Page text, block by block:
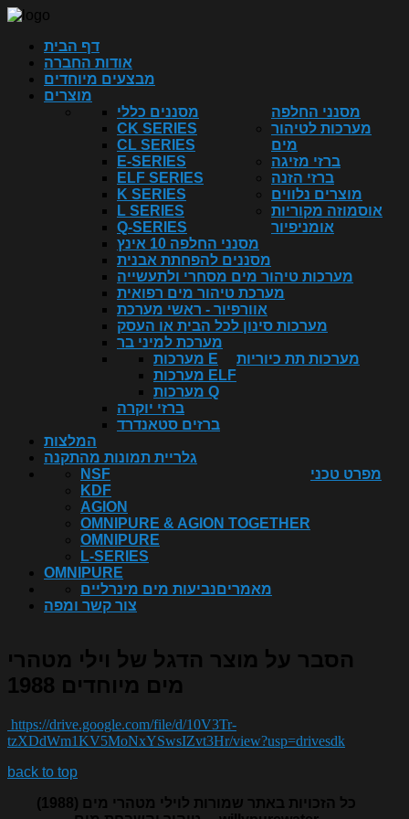
דף הבית
אודות החברה
מבצעים מיוחדים
מוצרים
מסנני החלפה
מסננים כללי
CK SERIES
CL SERIES
E-SERIES
ELF SERIES
K SERIES
L SERIES
Q-SERIES
מסנני החלפה 10 אינץ
מסננים להפחתת אבנית
מערכות לטיהור
מים
מערכות טיהור מים מסחרי ולתעשייה
מערכת טיהור מים רפואית
אוורפיור - ראשי מערכת
מערכות סינון לכל הבית או העסק
מערכת למיני בר
מערכות תת כיוריות
מערכות E
מערכות ELF
מערכות Q
ברזי מזיגה
ברזי יוקרה
ברזים סטאנדרד
ברזי הזנה
מוצרים נלווים
אוסמוזה מקוריות
אומניפיור
המלצות
גלריית תמונות מהתקנה
מפרט טכני
NSF
KDF
AGION
OMNIPURE & AGION TOGETHER
OMNIPURE
L-SERIES
OMNIPURE
מאמריםנביעות מים מינרליים
צור קשר ומפה
הסבר על מוצר הדגל של וילי מטהרי
מים מיוחדים 1988
https://drive.google.com/file/d/10V3Tr-
tzXDdWm1KV5MoNxYSwsIZvt3Hr/view?usp=drivesdk
back to top
כל הזכויות באתר שמורות לוילי מטהרי מים (1988)